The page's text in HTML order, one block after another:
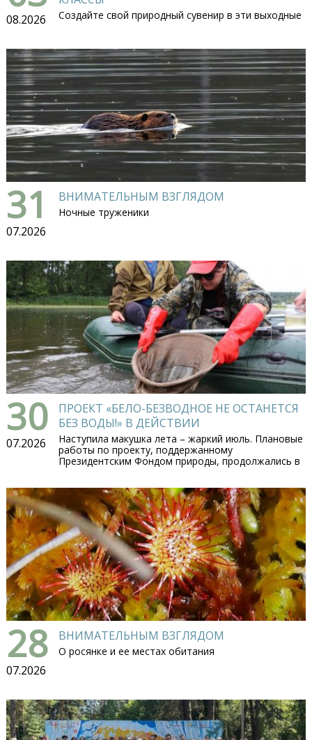
08.2026 Создайте свой природный сувенир в эти выходные
31
07.2026
ВНИМАТЕЛЬНЫМ ВЗГЛЯДОМ
Ночные труженики
30
07.2026
ПРОЕКТ «БЕЛО-БЕЗВОДНОЕ НЕ ОСТАНЕТСЯ
БЕЗ ВОДЫ!» В ДЕЙСТВИИ
Наступила макушка лета – жаркий июль. Плановые
работы по проекту, поддержанному
Президентским Фондом природы, продолжались в
28
07.2026
ВНИМАТЕЛЬНЫМ ВЗГЛЯДОМ
О росянке и ее местах обитания